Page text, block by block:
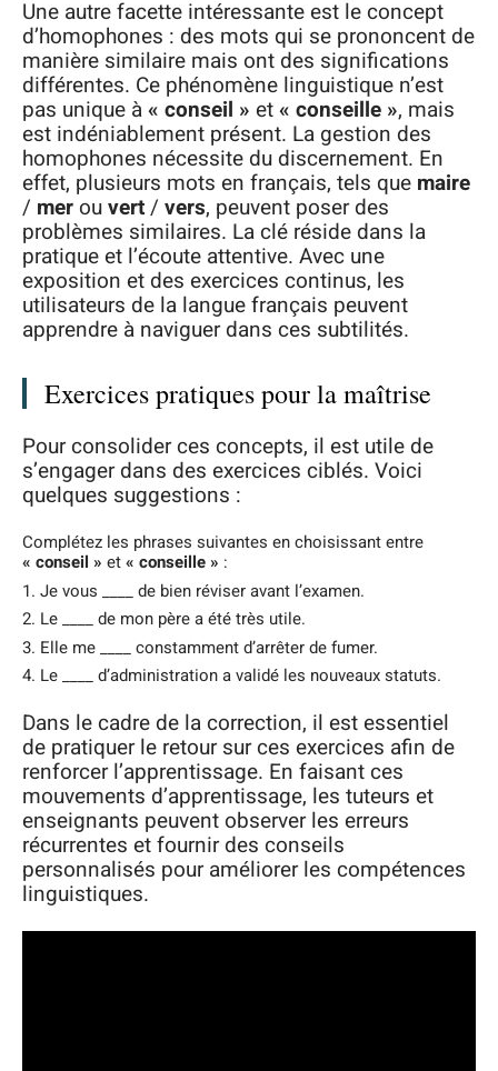
Une autre facette intéressante est le concept
d’homophones : des mots qui se prononcent de
manière similaire mais ont des significations
différentes. Ce phénomène linguistique n’est
pas unique à« conseil » et« conseille », mais
est indéniablement présent. La gestion des
homophones nécessite du discernement. En
effet, plusieurs mots en français, tels que maire
/ mer ouvert/ vers, peuvent poser des
problèmes similaires. La clé réside dans la
pratique et l’écoute attentive. Avec une
exposition et des exercices continus, les
utilisateurs de la langue français peuvent
apprendre à naviguer dans ces subtilités.
Exercices pratiques pour la maîtrise
Pour consolider ces concepts, il est utile de
s’engager dans des exercices ciblés. Voici
quelques suggestions :
Complétez les phrases suivantes en choisissant entre
« conseil » et« conseille » :
1. Je vous ____ de bien réviser avant l’examen.
2. Le ____ de mon père a été très utile.
3. Elle me ____ constamment d’arrêter de fumer.
4. Le ____ d’administration a validé les nouveaux statuts.
Dans le cadre de la correction, il est essentiel
de pratiquer le retour sur ces exercices afin de
renforcer l’apprentissage. En faisant ces
mouvements d’apprentissage, les tuteurs et
enseignants peuvent observer les erreurs
récurrentes et fournir des conseils
personnalisés pour améliorer les compétences
linguistiques.